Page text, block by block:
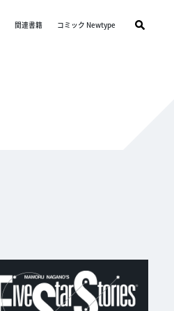
関連書籍 コミック Newtype